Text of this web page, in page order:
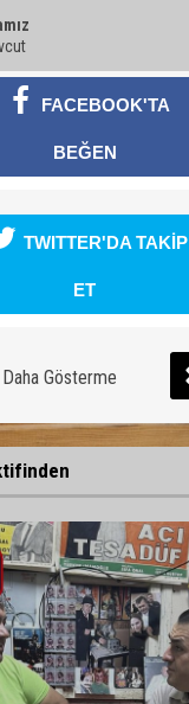
FACEBOOK'TA
BEĞEN
TWITTER'DA TAKİP
ET
Gösterme